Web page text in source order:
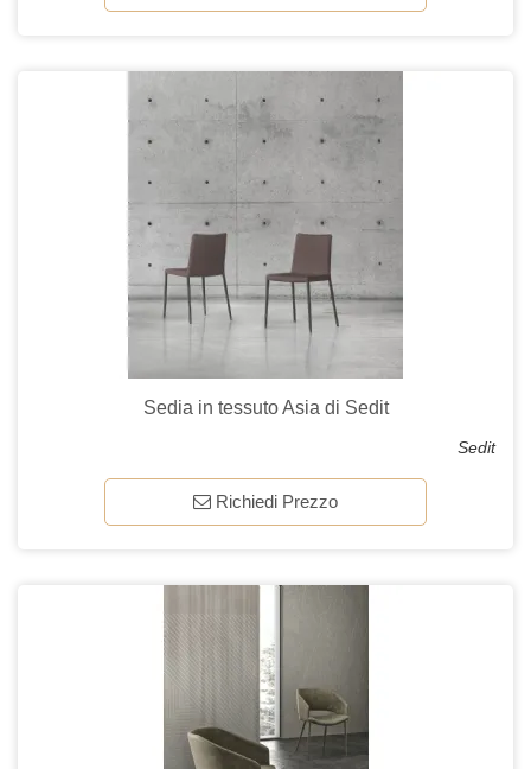
Sedia in tessuto Asia di Sedit
Sedit
Richiedi Prezzo